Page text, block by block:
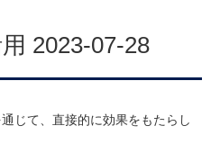
2023-07-28
じて、直接的に効果をもたらし